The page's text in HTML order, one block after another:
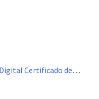
Digital Certificado de…